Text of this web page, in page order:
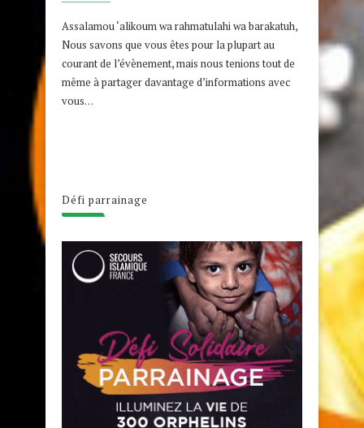
Assalamou ‘alikoum wa rahmatulahi wa barakatuh,
Nous savons que vous êtes pour la plupart au
courant de l’évènement, mais nous tenions tout de
même à partager davantage d’informations avec
vous…
Défi parrainage